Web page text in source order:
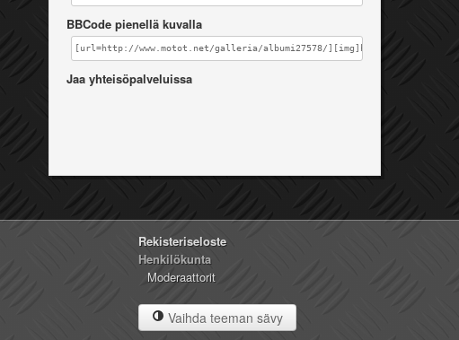
BBCode pienellä kuvalla
[url=http://www.motot.net/galleria/albumi27578/][img]http://
Jaa yhteisöpalveluissa
Rekisteriseloste
Henkilökunta
Moderaattorit
Vaihda teeman sävy